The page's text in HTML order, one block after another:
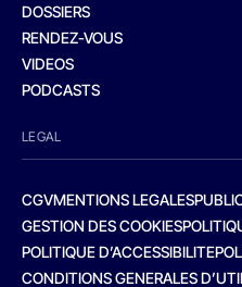
DOSSIERS
RENDEZ-VOUS
VIDEOS
PODCASTS
LEGAL
CGVMENTIONS LEGALES
GESTION DES COOKIES
POLITIQUE D’ACCESSIBILITE
CONDITIONS GENERALES